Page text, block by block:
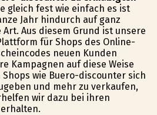
gleich fest wie einfach es ist
Jahr hindurch auf ganz
Aus diesem Grund ist unsere
für Shops des Online-
neuen Kunden
Kampagnen auf diese Weise
wie Buero-discounter sich
und mehr zu verkaufen,
wir dazu bei ihren